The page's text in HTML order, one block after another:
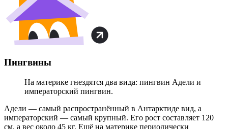
Пингвины
На материке гнездятся два вида: пингвин Адели и
императорский пингвин.
Адели — самый распространённый в Антарктиде вид, а
императорский — самый крупный. Его рост составляет 120
см, а вес около 45 кг. Ещё на материке периодически